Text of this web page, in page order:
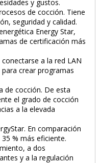
y gustos.
de cocción. Tiene
seguridad y calidad.
Energy Star,
de certificación más
a la red LAN
crear programas
de cocción. De esta
el grado de cocción
a la elevada
En comparación
% más eficiente.
a dos
y a la regulación